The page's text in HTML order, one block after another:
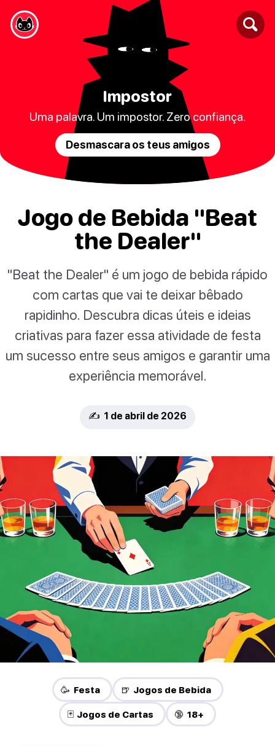
Impostor
Uma palavra. Um impostor. Zero confiança.
Desmascara os teus amigos
Jogo de Bebida "Beat
the Dealer"
"Beat the Dealer" é um jogo de bebida rápido
com cartas que vai te deixar bêbado
rapidinho. Descubra dicas úteis e ideias
criativas para fazer essa atividade de festa
um sucesso entre seus amigos e garantir uma
experiência memorável.
✍️ 1 de abril de 2026
🥳 Festa 🍺 Jogos de Bebida
🃏 Jogos de Cartas 🔞 18+